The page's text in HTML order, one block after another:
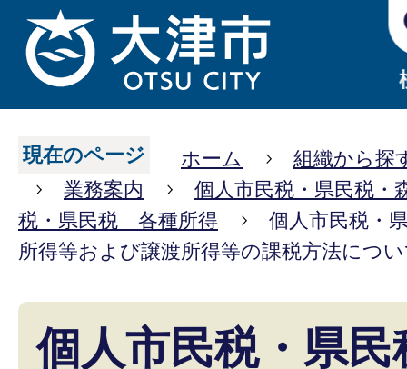
現在のページ ホーム
組織から探
業務案内
個人市民税・県民税・
税・県民税 各種所得
個人市民税・
所得等および譲渡所得等の課税方法につ
個人市民税・県